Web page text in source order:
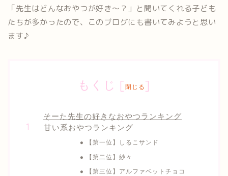
「先生はどんなおやつが好き〜？」と聞いてくれる子ども
たちが多かったので、このブログにも書いてみようと思い
ます♪
もくじ [ 閉じる ]
そーた先生の好きなおやつランキング
甘い系おやつランキング
【第一位】しるこサンド
【第二位】紗々
【第三位】アルファベットチョコ